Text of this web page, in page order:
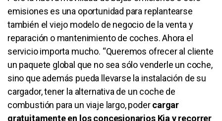
emisiones es una oportunidad para replantearse
también el viejo modelo de negocio de la venta y
reparación o mantenimiento de coches. Ahora el
servicio importa mucho. “Queremos ofrecer al cliente
un paquete global que no sea sólo venderle un coche,
sino que además pueda llevarse la instalación de su
cargador, tener la alternativa de un coche de
combustión para un viaje largo, podercargar
gratuitamente en los concesionarios Kia y recorrer